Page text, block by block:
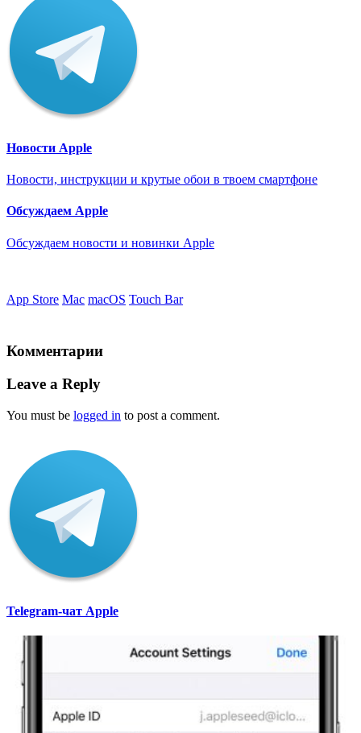
Новости Apple
Новости, инструкции и крутые обои в твоем смартфоне
Обсуждаем Apple
Обсуждаем новости и новинки Apple
App Store Mac macOS Touch Bar
Комментарии
Leave a Reply
You must be logged in to post a comment.
Telegram-чат Apple